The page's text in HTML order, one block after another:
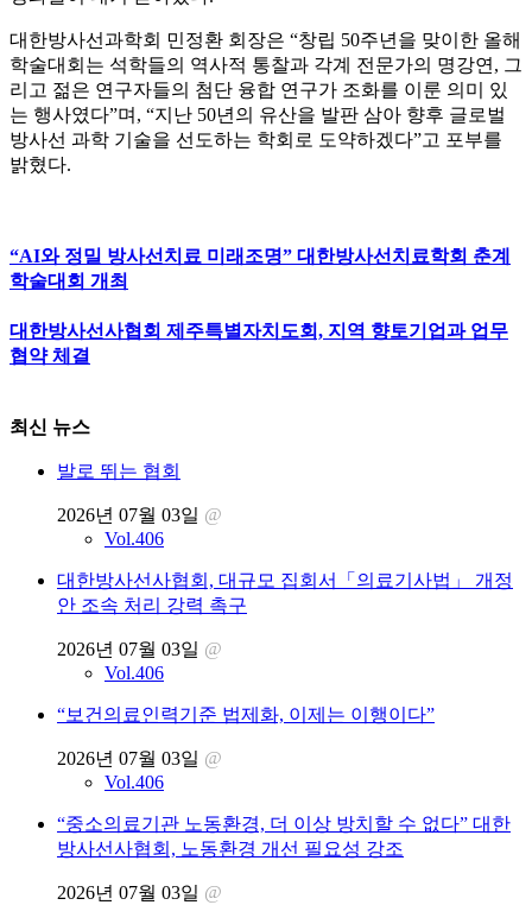
대한방사선과학회 민정환 회장은 “창립 50주년을 맞이한 올해
학술대회는 석학들의 역사적 통찰과 각계 전문가의 명강연, 그
리고 젊은 연구자들의 첨단 융합 연구가 조화를 이룬 의미 있
는 행사였다”며, “지난 50년의 유산을 발판 삼아 향후 글로벌
방사선 과학 기술을 선도하는 학회로 도약하겠다”고 포부를
밝혔다.
“AI와 정밀 방사선치료 미래조명” 대한방사선치료학회 춘계
학술대회 개최
대한방사선사협회 제주특별자치도회, 지역 향토기업과 업무
협약 체결
최신 뉴스
발로 뛰는 협회
2026년 07월 03일 @
Vol.406
대한방사선사협회, 대규모 집회서「의료기사법」 개정
안 조속 처리 강력 촉구
2026년 07월 03일 @
Vol.406
“보건의료인력기준 법제화, 이제는 이행이다”
2026년 07월 03일 @
Vol.406
“중소의료기관 노동환경, 더 이상 방치할 수 없다” 대한
방사선사협회, 노동환경 개선 필요성 강조
2026년 07월 03일 @